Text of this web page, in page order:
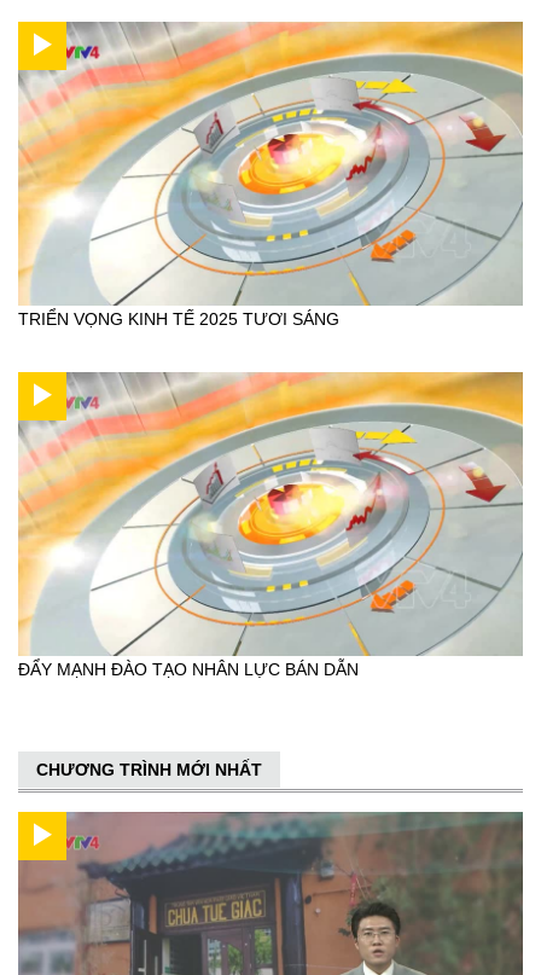
TRIỂN VỌNG KINH TẾ 2025 TƯƠI SÁNG
ĐẨY MẠNH ĐÀO TẠO NHÂN LỰC BÁN DẪN
CHƯƠNG TRÌNH MỚI NHẤT